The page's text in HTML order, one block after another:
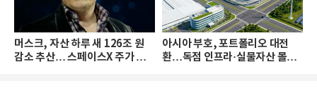
머스크, 자산 하루 새 126조 원
감소 추산… 스페이스X 주가 하
아시아 부호, 포트폴리오 대전
환…독점 인프라·실물자산 몰린